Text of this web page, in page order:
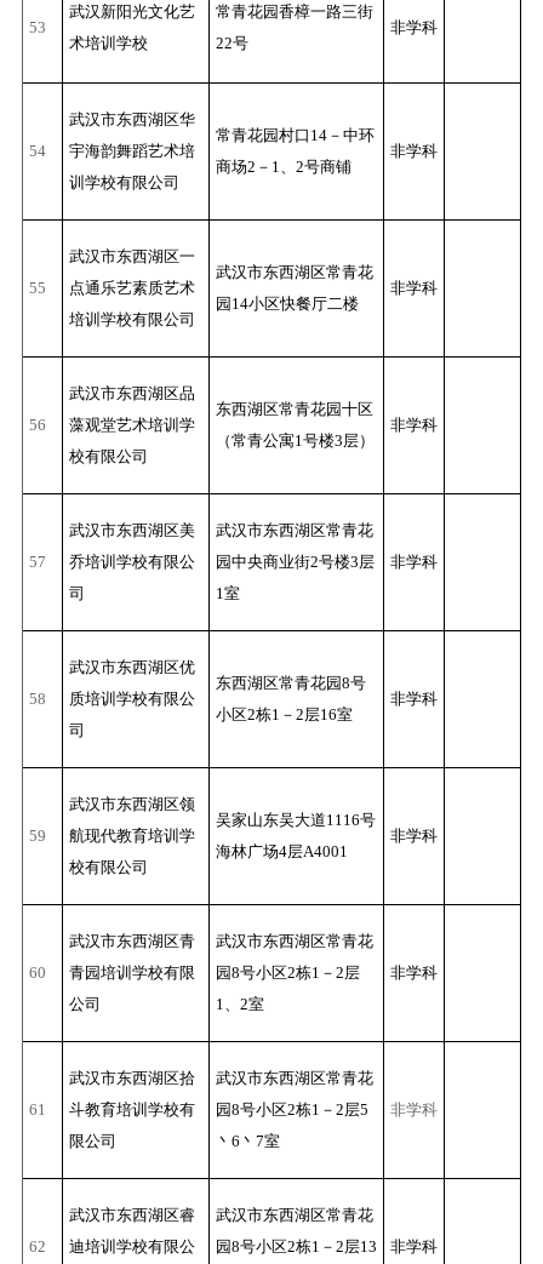
53
武汉新阳光文化艺
术培训学校
常青花园香樟一路三街
22号
非学科
54
武汉市东西湖区华
宇海韵舞蹈艺术培
训学校有限公司
常青花园村口14－中环
商场2－1、2号商铺
非学科
55
武汉市东西湖区一
点通乐艺素质艺术
培训学校有限公司
武汉市东西湖区常青花
园14小区快餐厅二楼
非学科
56
武汉市东西湖区品
藻观堂艺术培训学
校有限公司
东西湖区常青花园十区
（常青公寓1号楼3层）
非学科
57
武汉市东西湖区美
乔培训学校有限公
司
武汉市东西湖区常青花
园中央商业街2号楼3层
1室
非学科
58
武汉市东西湖区优
质培训学校有限公
司
东西湖区常青花园8号
小区2栋1－2层16室
非学科
59
武汉市东西湖区领
航现代教育培训学
校有限公司
吴家山东吴大道1116号
海林广场4层A4001
非学科
60
武汉市东西湖区青
青园培训学校有限
公司
武汉市东西湖区常青花
园8号小区2栋1－2层
1、2室
非学科
61
武汉市东西湖区拾
斗教育培训学校有
限公司
武汉市东西湖区常青花
园8号小区2栋1－2层5
丶6丶7室
非学科
62
武汉市东西湖区睿
迪培训学校有限公
武汉市东西湖区常青花
园8号小区2栋1－2层13
非学科